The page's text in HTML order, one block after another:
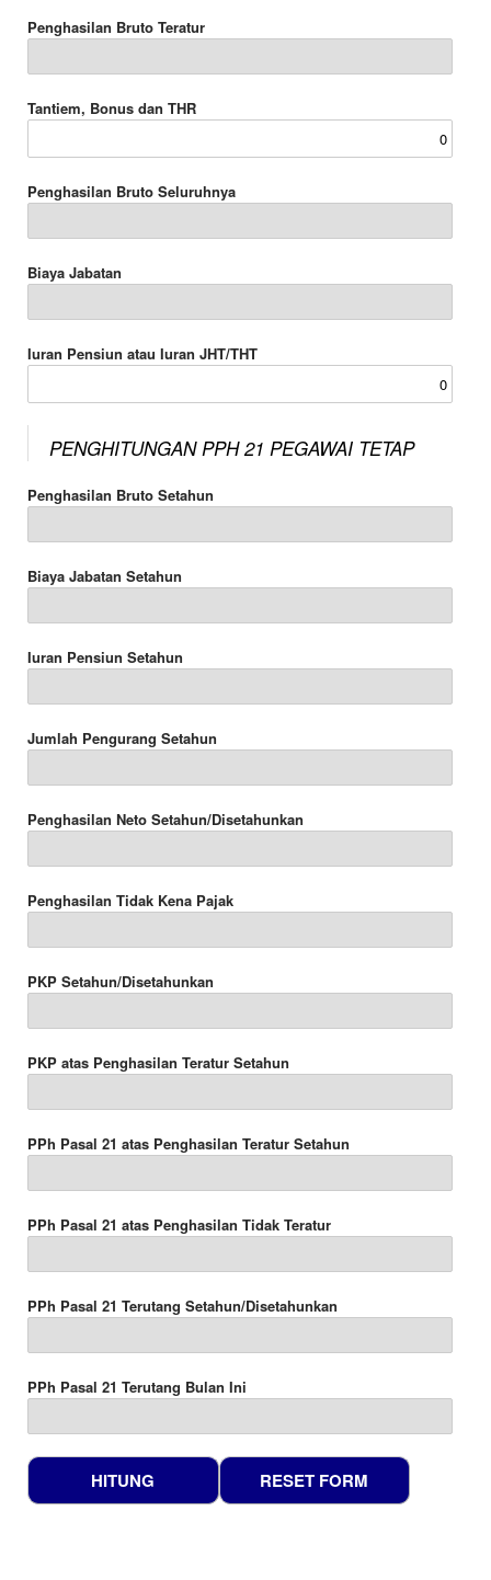
Penghasilan Bruto Teratur
Tantiem, Bonus dan THR
Penghasilan Bruto Seluruhnya
Biaya Jabatan
Iuran Pensiun atau Iuran JHT/THT
PENGHITUNGAN PPH 21 PEGAWAI TETAP
Penghasilan Bruto Setahun
Biaya Jabatan Setahun
Iuran Pensiun Setahun
Jumlah Pengurang Setahun
Penghasilan Neto Setahun/Disetahunkan
Penghasilan Tidak Kena Pajak
PKP Setahun/Disetahunkan
PKP atas Penghasilan Teratur Setahun
PPh Pasal 21 atas Penghasilan Teratur Setahun
PPh Pasal 21 atas Penghasilan Tidak Teratur
PPh Pasal 21 Terutang Setahun/Disetahunkan
PPh Pasal 21 Terutang Bulan Ini